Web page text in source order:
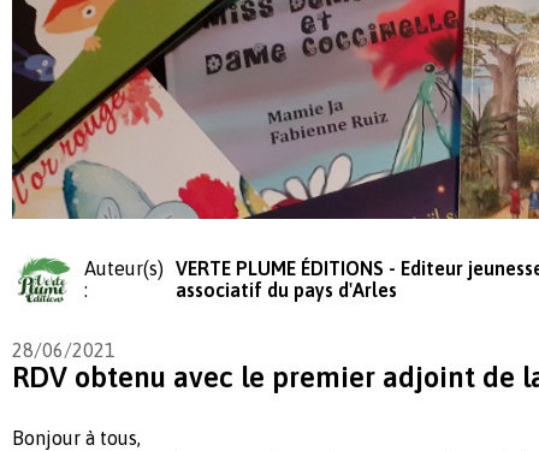
Auteur(s)
:
VERTE PLUME ÉDITIONS - Editeur
associatif du pays d'Arles
28/06/2021
RDV obtenu avec le premier adjoint de
Bonjour à tous,